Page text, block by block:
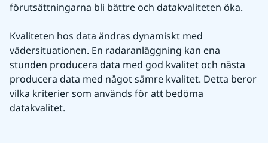
förutsättningarna bli bättre och datakvaliteten öka.
Kvaliteten hos data ändras dynamiskt med
vädersituationen. En radaranläggning kan ena
stunden producera data med god kvalitet och nästa
producera data med något sämre kvalitet. Detta beror
vilka kriterier som används för att bedöma
datakvalitet.